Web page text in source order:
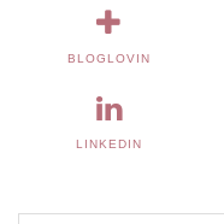
BLOGLOVIN
LINKEDIN